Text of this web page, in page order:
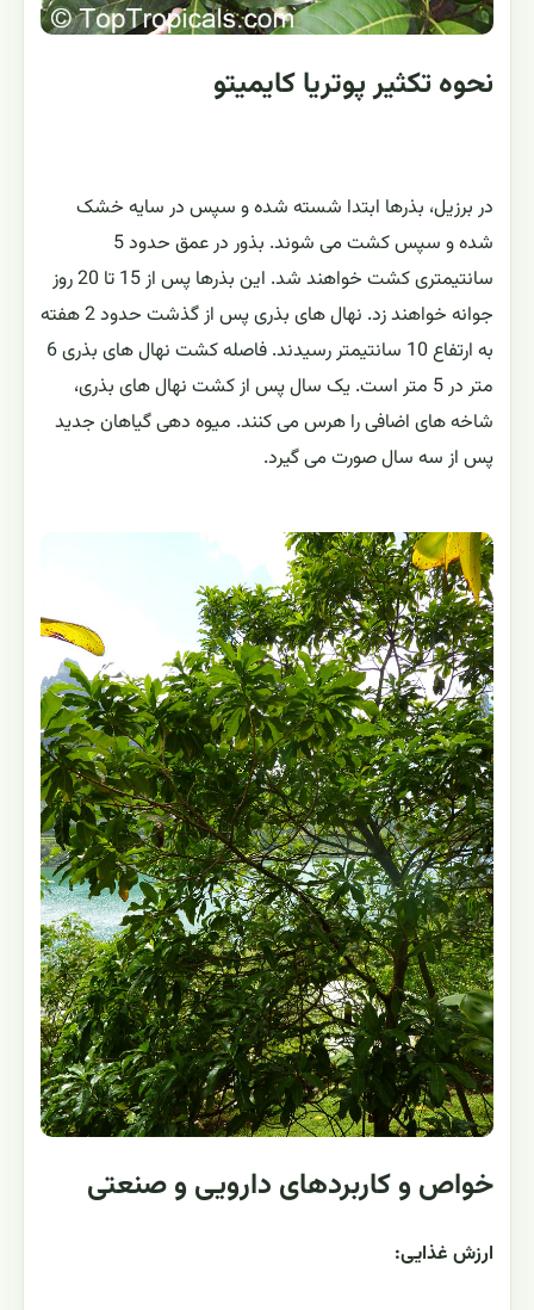
نحوه تکثیر پوتریا کایمیتو
در برزیل، بذرها ابتدا شسته شده و سپس در سایه خشک
شده و سپس کشت می شوند. بذور در عمق حدود 5
سانتیمتری کشت خواهند شد. این بذرها پس از 15 تا 20 روز
جوانه خواهند زد. نهال های بذری پس از گذشت حدود 2 هفته
به ارتفاع 10 سانتیمتر رسیدند. فاصله کشت نهال های بذری 6
متر در 5 متر است. یک سال پس از کشت نهال های بذری،
شاخه های اضافی را هرس می کنند. میوه دهی گیاهان جدید
پس از سه سال صورت می گیرد.
خواص و کاربردهای دارویی و صنعتی
ارزش غذایی: